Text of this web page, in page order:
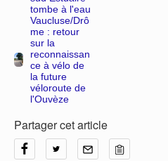
tombe à l'eau
Vaucluse/Drô
me : retour
sur la
reconnaissan
ce à vélo de
la future
véloroute de
l'Ouvèze
Partager cet article